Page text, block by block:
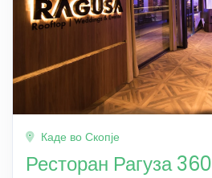
Каде во Скопје
Ресторан Рагуза 360